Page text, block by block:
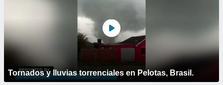
Tornados y lluvias torrenciales en Pelotas, Brasil.